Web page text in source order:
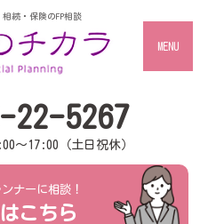
続・保険のFP相談
MENU
22-5267
～17:00（土日祝休）
ナーに相談！
こちら